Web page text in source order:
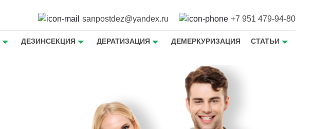
sanpostdez@yandex.ru +7 951 479-94-80
ДЕЗИНСЕКЦИЯ ДЕРАТИЗАЦИЯ ДЕМЕРКУРИЗАЦИЯ СТАТЬИ